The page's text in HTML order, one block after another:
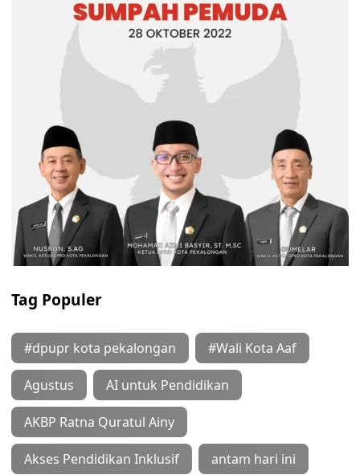
Tag Populer
#dpupr kota pekalongan #Wali Kota Aaf
Agustus AI untuk Pendidikan
AKBP Ratna Quratul Ainy
Akses Pendidikan Inklusif antam hari ini